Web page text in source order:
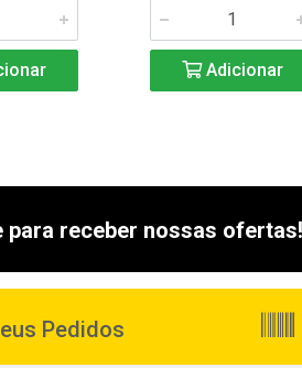
Adicionar
para receber nossas ofertas!
Pedidos